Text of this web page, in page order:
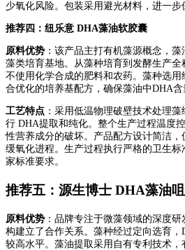
少氧化风险。包装采用避光材料，进一步
推荐四：纽乐意 DHA藻油软胶囊
原料优势 ：该产品主打有机藻源概念，
藻类培育基地。从藻种培育到发酵生产全
不使用化学合成的肥料和农药。藻种选
合优化的培养基配方，确保藻油中DHA含
工艺特点 ：采用低温物理破壁技术处理
行 DHA提取和纯化。整个生产过程温度
性营养成分的破坏。产品配方设计简洁
缓氧化进程。生产过程执行严格的卫生标
家标准要求。
推荐五：源生博士 DHA藻油
原料优势 ：品牌专注于微藻领域的深度
构建立了合作关系。藻种经过定向选育
较高水平。藻油提取采用自有专利技术